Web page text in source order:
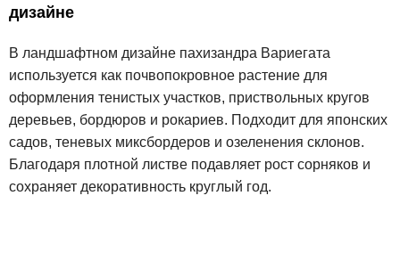
дизайне
В ландшафтном дизайне пахизандра Вариегата
используется как почвопокровное растение для
оформления тенистых участков, приствольных кругов
деревьев, бордюров и рокариев. Подходит для японских
садов, теневых миксбордеров и озеленения склонов.
Благодаря плотной листве подавляет рост сорняков и
сохраняет декоративность круглый год.